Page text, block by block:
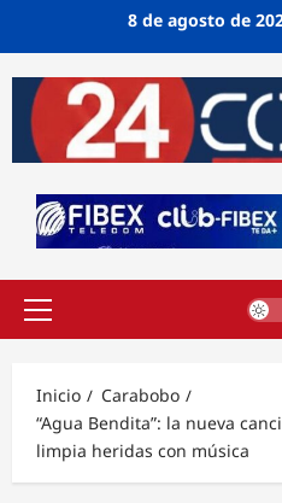
8 de agosto de
Menú
Inicio
Carabobo
“Agua Bendita”: la nueva
limpia heridas con música